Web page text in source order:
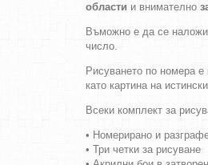
области и внимателно
Въможно е да се наложи
число.
Рисуването по номера е
като картина на
Всеки комплект за
• Номерирано и
• Три четки за рисуване